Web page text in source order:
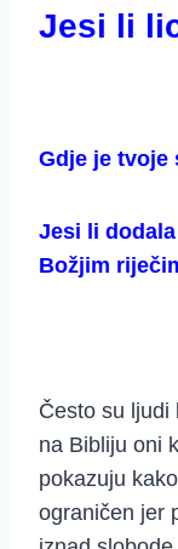
Jesi li
Gdje je tvoje
Jesi li
Božjim
Često su ljudi
na Bibliju oni
pokazuju
ograničen jer